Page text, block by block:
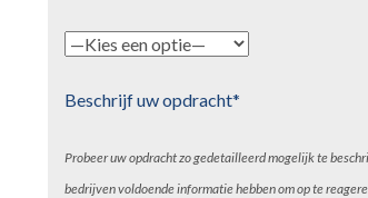
Beschrijf uw opdracht*
Probeer uw opdracht zo gedetailleerd mogelijk te
bedrijven voldoende informatie hebben om op te